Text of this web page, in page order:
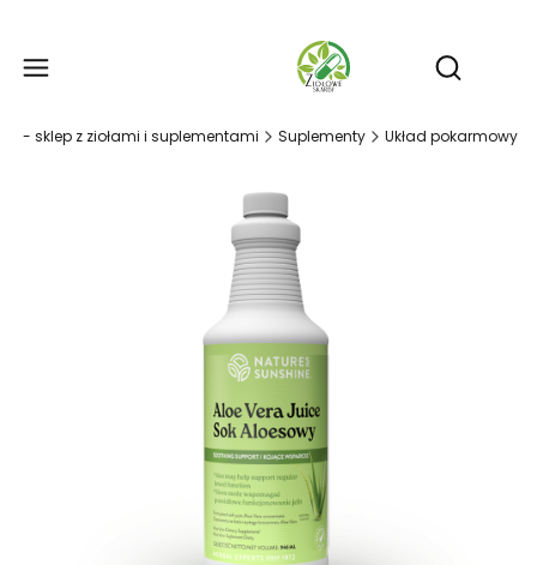
Otwórz
- sklep z ziołami i suplementami Suplementy Układ pokarmowy